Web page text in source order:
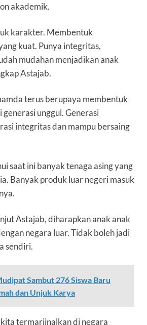
akademik.
karakter. Membentuk
kuat. Punya integritas,
mudahan menjadikan anak
Astajab.
terus berupaya membentuk
unggul. Generasi
integritas dan mampu bersaing
saat ini banyak tenaga asing yang
Banyak produk luar negeri masuk
Astajab, diharapkan anak anak
negara luar. Tidak boleh jadi
sendiri.
Sambut 276 Siswa Baru
dan Unjuk Karya
termarjinalkan di negara